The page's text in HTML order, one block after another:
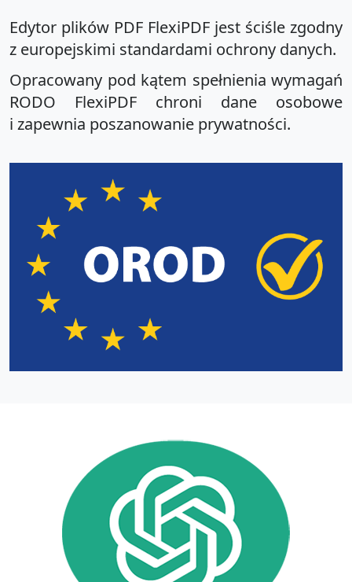
Edytor plików PDF FlexiPDF jest ściśle zgodny
z europejskimi standardami ochrony danych.
Opracowany pod kątem spełnienia wymagań
RODO FlexiPDF chroni dane osobowe
i zapewnia poszanowanie prywatności.